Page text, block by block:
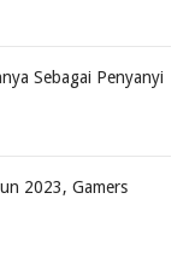
Sebagai Penyanyi
2023, Gamers